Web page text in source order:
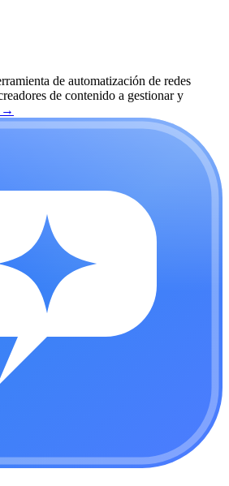
de automatización de redes
de contenido a gestionar y
→